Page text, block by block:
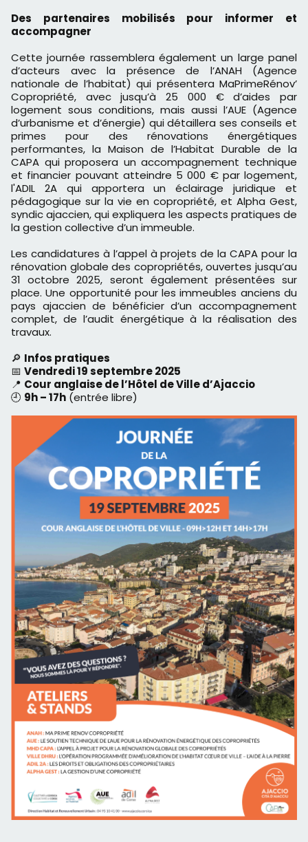
Des partenaires mobilisés pour informer et
accompagner
Cette journée rassemblera également un large panel
d’acteurs avec la présence de l’ANAH (Agence
nationale de l’habitat) qui présentera MaPrimeRénov’
Copropriété, avec jusqu’à 25 000 € d’aides par
logement sous conditions, mais aussi l’AUE (Agence
d’urbanisme et d’énergie) qui détaillera ses conseils et
primes pour des rénovations énergétiques
performantes, la Maison de l’Habitat Durable de la
CAPA qui proposera un accompagnement technique
et financier pouvant atteindre 5 000 € par logement,
l'ADIL 2A qui apportera un éclairage juridique et
pédagogique sur la vie en copropriété, et Alpha Gest,
syndic ajaccien, qui expliquera les aspects pratiques de
la gestion collective d’un immeuble.
Les candidatures à l’appel à projets de la CAPA pour la
rénovation globale des copropriétés, ouvertes jusqu’au
31 octobre 2025, seront également présentées sur
place. Une opportunité pour les immeubles anciens du
pays ajaccien de bénéficier d’un accompagnement
complet, de l’audit énergétique à la réalisation des
travaux.
🔎 Infos pratiques
📅 Vendredi 19 septembre 2025
📍 Cour anglaise de l’Hôtel de Ville d’Ajaccio
🕘 9h – 17h (entrée libre)